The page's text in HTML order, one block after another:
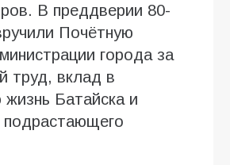
В преддверии 80-
Почётную
города за
труд, вклад в
жизнь Батайска и
подрастающего